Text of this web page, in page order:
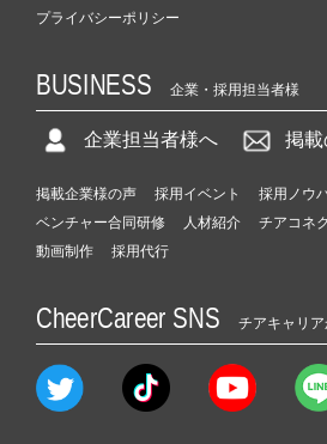
プライバシーポリシー
BUSINESS 企業・採用担当者様
企業担当者様へ 掲
掲載企業様の声 採用イベント 採用ノウ
ベンチャー合同研修
人材紹介 チアコネ
動画制作
採用代行
CheerCareer SNS チアキャリ